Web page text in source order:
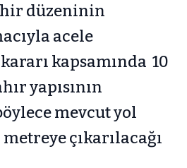
düzeninin
acele
kapsamında 10
yapısının
mevcut yol
çıkarılacağı